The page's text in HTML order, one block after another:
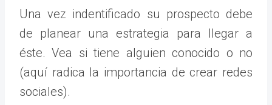
Una vez indentificado su prospecto debe
de planear una estrategia para llegar a
éste. Vea si tiene alguien conocido o no
(aquí radica la importancia de crear redes
sociales).